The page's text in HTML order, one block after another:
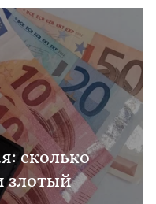
сколько
злотый